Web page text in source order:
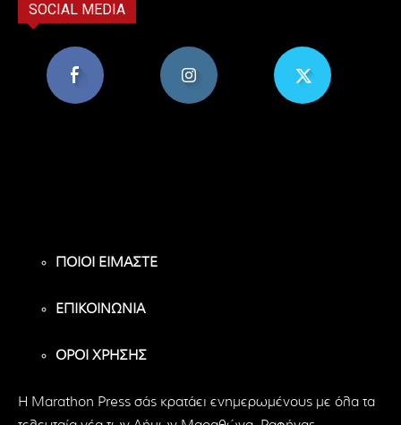
SOCIAL MEDIA
ΠΟΙΟΙ ΕΙΜΑΣΤΕ
ΕΠΙΚΟΙΝΩΝΙΑ
ΟΡΟΙ ΧΡΗΣΗΣ
H Marathon Press σάς κρατάει ενημερωμένους με όλα τα